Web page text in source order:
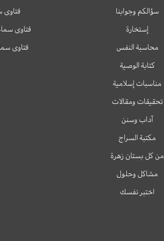
سؤالكم وجوابنا
إستخارة
محاسبة النفس
كتابة الوصية
مناسبات إسلامية
تحقيقات ومقالات
آداب وسنن
مكتبة السراج
من كل بستان زهرة
مشاكل وحلول
اختبر نفسك
فتاوى
فتاوى
فتاوى